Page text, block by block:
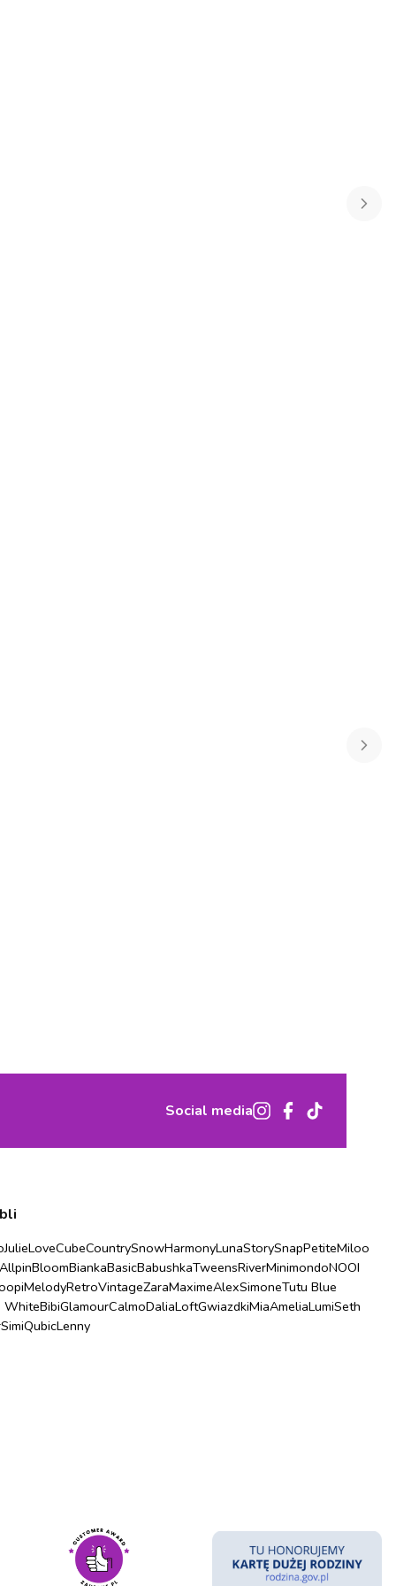
Social media
JulieLoveCubeCountrySnowHarmonyLunaStorySnapPetiteMiloo
AllpinBloomBiankaBasicBabushkaTweensRiverMinimondoNOOI
MelodyRetroVintageZaraMaximeAlexSimoneTutu Blue
WhiteBibiGlamourCalmoDaliaLoftGwiazdkiMiaAmeliaLumiSeth
SimiQubicLenny